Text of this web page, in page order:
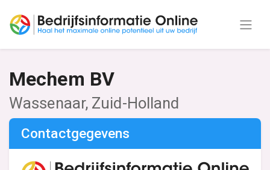
Mechem BV
Wassenaar, Zuid-Holland
Contactgegevens